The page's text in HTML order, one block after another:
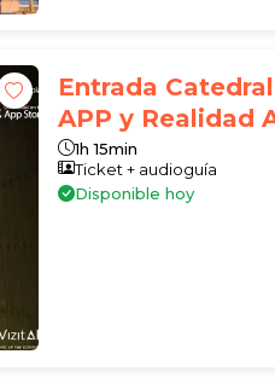
Entrada
APP y Realidad
1h 15min
Ticket + audioguía
Disponible hoy